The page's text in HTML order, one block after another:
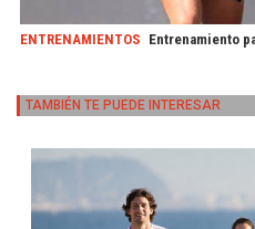
ENTRENAMIENTOS Entrenamiento
TAMBIÉN TE PUEDE INTERESAR